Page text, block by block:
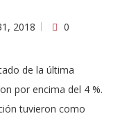
2018
0
de la última
por encima del 4 %.
tuvieron como